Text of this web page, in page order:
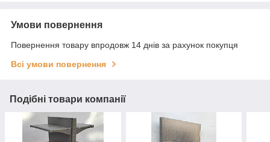
Умови повернення
Повернення товару впродовж 14 днів за рахунок покупця
Всі умови повернення
Подібні товари компанії